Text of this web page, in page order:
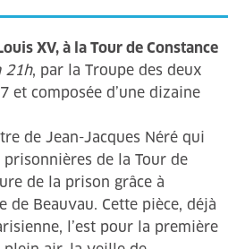
XV, à la Tour de Constance
21h, par la Troupe des deux
et composée d’une dizaine
de Jean-Jacques Néré qui
de la Tour de
de la prison grâce à
de Beauvau. Cette pièce, déjà
l’est pour la première